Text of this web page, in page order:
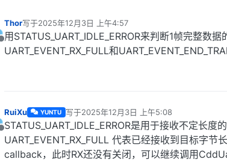
离线
Thor写于2025年12月3日 上午4:57
最后由 编辑
用STATUS_UART_IDLE_ERROR来判断1帧完整数据
UART_EVENT_RX_FULL和
离线
RuiXu YUNTU 写于2025年12月3日 上午5:08
最后由 编辑
STATUS_UART_IDLE_ERROR是用于接收不定长度
UART_EVENT_RX_FULL 代表已经接收到目标字节
callback，此时RX还没有关闭，可以继续调用